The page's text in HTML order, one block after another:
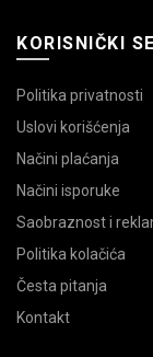
KORISNIČKI
Politika privatnosti
Uslovi korišćenja
Načini plaćanja
Načini isporuke
Saobraznost i
Politika kolačića
Česta pitanja
Kontakt